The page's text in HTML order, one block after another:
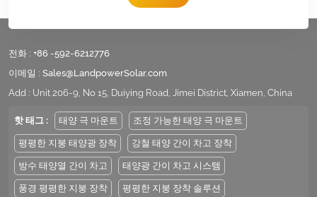
전화 : +86 -592-6212776
이메일 : Sales@LandpowerSolar.com
Add : Unit 206-9, No 15, Duiying Road, Jimei District, Xiamen, China
핫 태그 : 태양 극 마운트 조정 가능한 태양 극 마운트
평평한 지붕 태양광 장착 강철 태양 간이 차고 장착
방수 태양열 간이 차고 태양광 간이 차고 시스템
풍경 평평한 지붕 장착 평평한 지붕 장착 솔루션